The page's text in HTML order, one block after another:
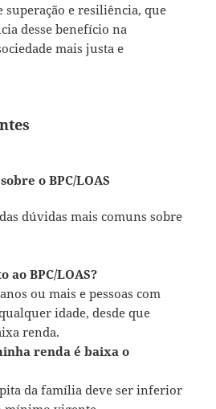
superação e resiliência, que
desse benefício na
mais justa e
o BPC/LOAS
dúvidas mais comuns sobre
ao BPC/LOAS?
ou mais e pessoas com
idade, desde que
renda.
renda é baixa o
da família deve ser inferior